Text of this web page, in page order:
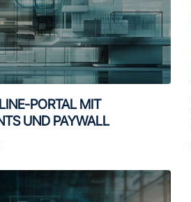
PORTAL MIT
UND PAYWALL